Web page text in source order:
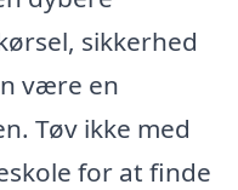
sikkerhed
være en
Tøv ikke med
for at finde